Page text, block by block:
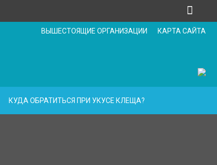
ВЫШЕСТОЯЩИЕ ОРГАНИЗАЦИИ КАРТА САЙТА
КУДА ОБРАТИТЬСЯ ПРИ УКУСЕ КЛЕЩА?